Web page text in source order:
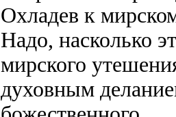
Охладев к
Надо, насколько
мирского
духовным